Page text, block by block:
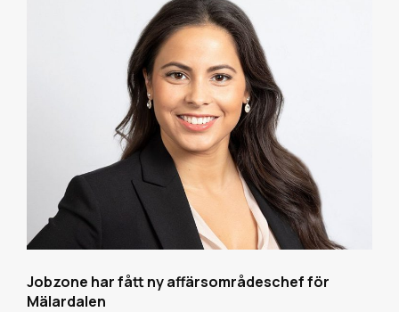
Jobzone har fått ny affärsområdeschef för
Mälardalen